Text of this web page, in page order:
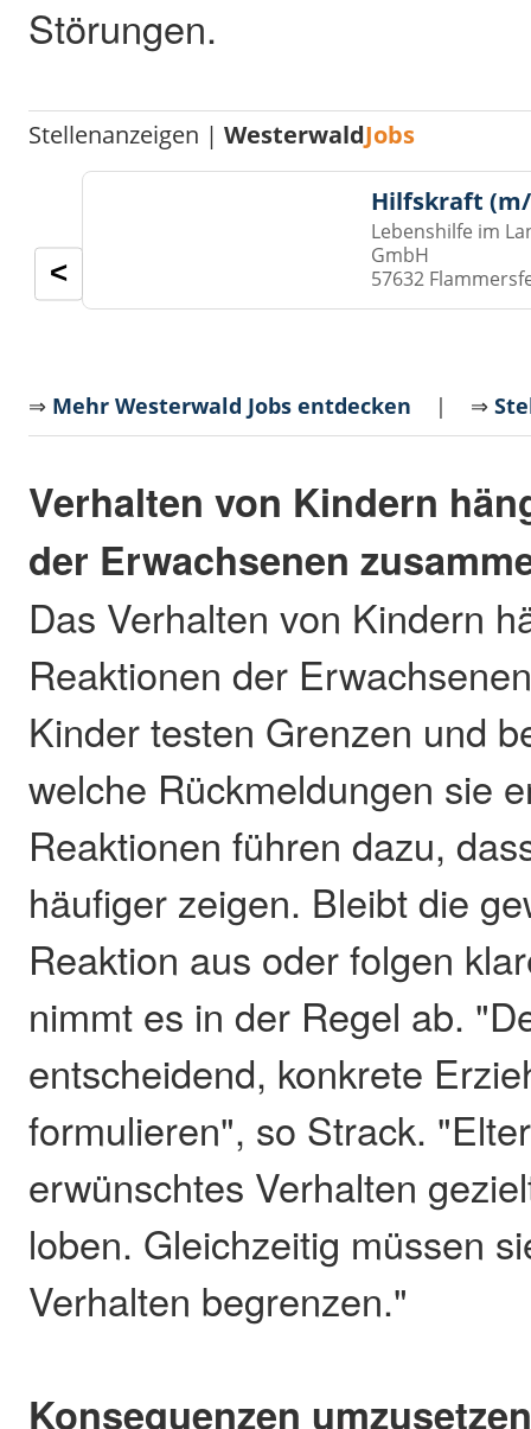
Störungen.
Stellenanzeigen |WesterwaldJobs
Hilfskraft
Lebenshilfe im
GmbH
57632
<
⇒ Mehr Westerwald Jobs entdecken | ⇒
Verhalten von Kindern
der Erwachsenen
Das Verhalten von Kindern
Reaktionen der
Kinder testen Grenzen und
welche Rückmeldungen sie
Reaktionen führen dazu,
häufiger zeigen. Bleibt die
Reaktion aus oder folgen
nimmt es in der Regel ab.
entscheidend, konkrete
formulieren", so Strack.
erwünschtes Verhalten
loben. Gleichzeitig müssen
Verhalten begrenzen."
Konsequenzen